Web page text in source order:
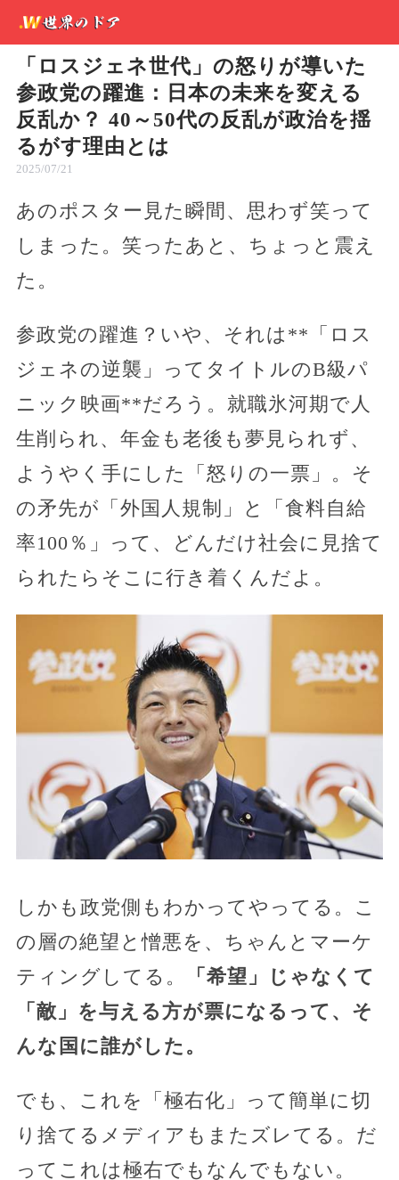
「ロスジェネ世代」の怒りが導いた
参政党の躍進：日本の未来を変える
反乱か？ 40～50代の反乱が政治を揺
るがす理由とは
2025/07/21
あのポスター見た瞬間、思わず笑って
しまった。笑ったあと、ちょっと震え
た。
参政党の躍進？いや、それは**「ロス
ジェネの逆襲」ってタイトルのB級パ
ニック映画**だろう。就職氷河期で人
生削られ、年金も老後も夢見られず、
ようやく手にした「怒りの一票」。そ
の矛先が「外国人規制」と「食料自給
率100％」って、どんだけ社会に見捨て
られたらそこに行き着くんだよ。
しかも政党側もわかってやってる。こ
の層の絶望と憎悪を、ちゃんとマーケ
ティングしてる。
「希望」じゃなくて
「敵」を与える方が票になるって、そ
んな国に誰がした。
でも、これを「極右化」って簡単に切
り捨てるメディアもまたズレてる。だ
ってこれは極右でもなんでもない。